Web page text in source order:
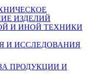
ИЗДЕЛИЙ
И ИНОЙ ТЕХНИКИ
И ИССЛЕДОВАНИЯ
ПРОДУКЦИИ И